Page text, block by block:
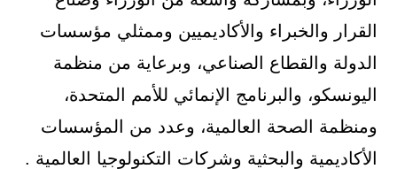
القرار والخبراء والأكاديميين وممثلي مؤسسات
الدولة والقطاع الصناعي، وبرعاية من منظمة
اليونسكو، والبرنامج الإنمائي للأمم المتحدة،
ومنظمة الصحة العالمية، وعدد من المؤسسات
الأكاديمية والبحثية وشركات التكنولوجيا العالمية .